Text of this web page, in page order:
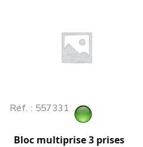
Réf. : 557331
Bloc multiprise 3 prises